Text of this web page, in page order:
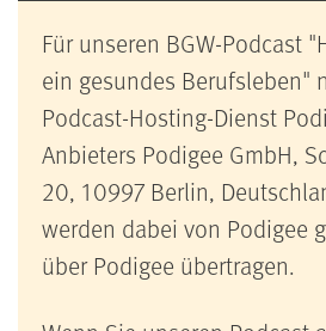
Für unseren BGW-Podcast
ein gesundes Berufsleben"
Podcast-Hosting-Dienst
Anbieters Podigee GmbH,
20, 10997 Berlin,
werden dabei von Podigee
über Podigee übertragen.